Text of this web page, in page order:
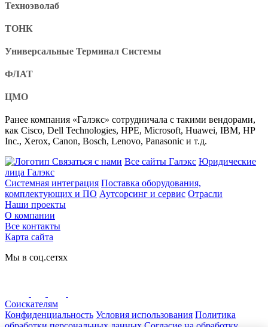
Техноэволаб
ТОНК
Универсальные Терминал Системы
ФЛАТ
ЦМО
Ранее компания «Галэкс» сотрудничала с такими вендорами,
как Cisco, Dell Technologies, HPE, Microsoft, Huawei, IBM, HP
Inc., Xerox, Canon, Bosch, Lenovo, Panasonic и т.д.
Связаться с нами Все сайты Галэкс Юридические
лица Галэкс
Системная интеграция Поставка оборудования,
комплектующих и ПО Аутсорсинг и сервис Отрасли
Наши проекты
О компании
Все контакты
Карта сайта
Мы в соц.сетях
Соискателям
Конфиденциальность Условия использования Политика